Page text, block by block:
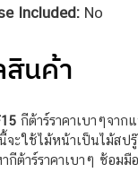
Included:No
นค้า
กีต้าร์ราคาเบาๆจา
จะใช้ไม้หน้าเป็นไม้สป
กีต้าร์ราคาเบาๆ ซ้อม